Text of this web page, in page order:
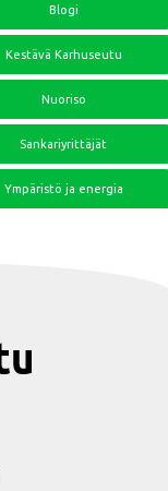
Blogi
Kestävä Karhuseutu
Nuoriso
Sankariyrittäjät
Ympäristö ja energia